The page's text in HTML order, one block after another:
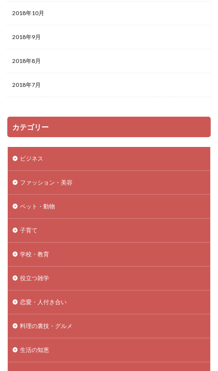
2018年10月
2018年9月
2018年8月
2018年7月
カテゴリー
ビジネス
ファッション・美容
ペット・動物
子育て
学校・教育
役立つ雑学
恋愛・人付き合い
料理の裏技・グルメ
生活の知恵